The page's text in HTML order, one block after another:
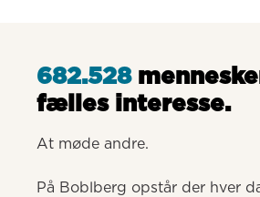
682.528
fælles interesse.
At møde andre.
På Boblberg opstår der hver